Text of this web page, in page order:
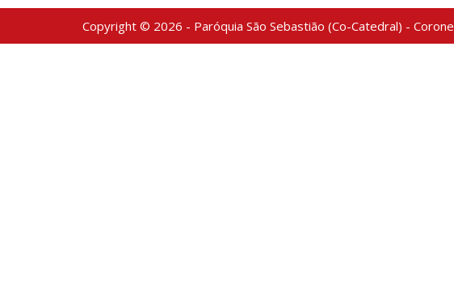
Copyright © 2026 - Paróquia São Sebastião (Co-Catedral) -